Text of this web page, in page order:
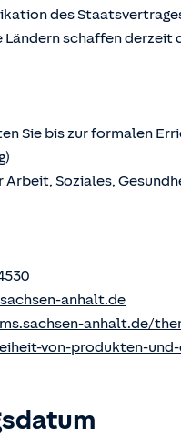
des
Ländern schaffen
Sie bis zur formalen
Soziales,
anhalt.de
anhalt.de/
von-produkten-